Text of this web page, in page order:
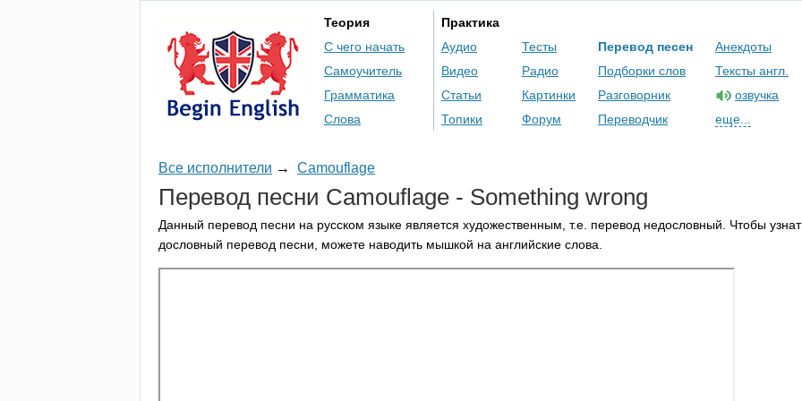
Теория
С чего начать
Самоучитель
Грамматика
Слова
Практика
Аудио
Видео
Статьи
Топики
Тесты
Радио
Картинки
Форум
Перевод песен
Подборки слов
Разговорник
Переводчик
Анекдоты
Тексты англ.
озвучка
еще...
Все исполнители → Camouflage
Перевод песни Camouflage - Something wrong
Данный перевод песни на русском языке является художественным, т.е. перевод недословный. Чтобы
дословный перевод песни, можете наводить мышкой на английские слова.